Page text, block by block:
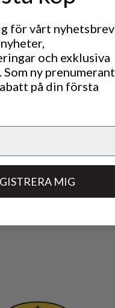
6/6
för vårt nyhetsbrev
och exklusiva
ny prenumerant
på din första
MIG